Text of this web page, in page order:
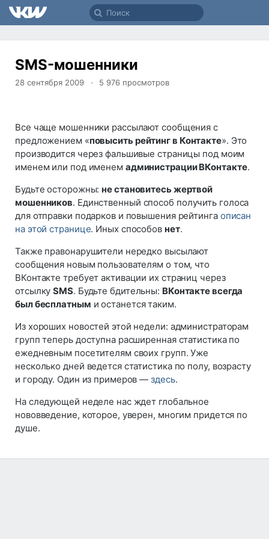
SMS-мошенники
28 сентября 2009 5 976 просмотров
Все чаще мошенники рассылают сообщения с
предложением «повысить рейтинг в Контакте». Это
производится через фальшивые страницы под моим
именем или под именем администрации ВКонтакте.
Будьте осторожны: не становитесь жертвой
мошенников. Единственный способ получить голоса
для отправки подарков и повышения рейтинга описан
на этой странице. Иных способов нет.
Также правонарушители нередко высылают
сообщения новым пользователям о том, что
ВКонтакте требует активации их страниц через
отсылкуSMS. Будьте бдительны: ВКонтакте всегда
был бесплатным и останется таким.
Из хороших новостей этой недели: администраторам
групп теперь доступна расширенная статистика по
ежедневным посетителям своих групп. Уже
несколько дней ведется статистика по полу, возрасту
и городу. Один из примеров —здесь.
На следующей неделе нас ждет глобальное
нововведение, которое, уверен, многим придется по
душе.